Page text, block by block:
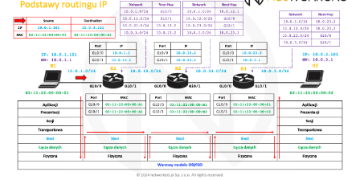
można zobaczyć na slajdzie, gdzie w jego dolnej
widać fizyczny wygląd urządzenia, a po lewej ikony
urządzenia pełniące tę funkcję.
Proces routingu realizowany jest w warstwie trzeciej,
komunikacja end-to-end. Wykraczać może ona
segment sieci. Na poniższym slajdzie możemy
routingu pakietu (czerwona strzałka) pomiędzy